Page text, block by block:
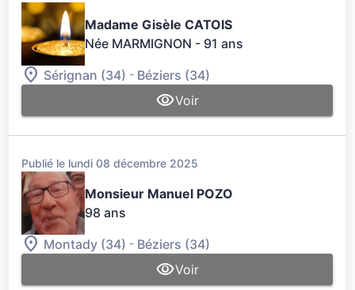
Madame Gisèle CATOIS
Née MARMIGNON - 91 ans
Sérignan (34) - Béziers (34)
Voir
Publié le lundi 08 décembre 2025
Monsieur Manuel POZO
98 ans
Montady (34) - Béziers (34)
Voir